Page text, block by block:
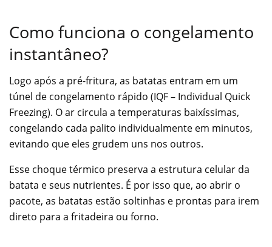
Como funciona o congelamento
instantâneo?
Logo após a pré-fritura, as batatas entram em um
túnel de congelamento rápido (IQF – Individual Quick
Freezing). O ar circula a temperaturas baixíssimas,
congelando cada palito individualmente em minutos,
evitando que eles grudem uns nos outros.
Esse choque térmico preserva a estrutura celular da
batata e seus nutrientes. É por isso que, ao abrir o
pacote, as batatas estão soltinhas e prontas para irem
direto para a fritadeira ou forno.